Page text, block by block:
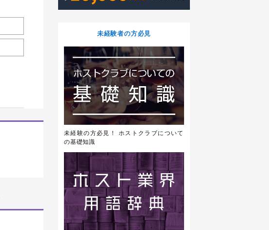
未経験者の方必見
未経験の方必見！ ホストクラブについて
の基礎知識